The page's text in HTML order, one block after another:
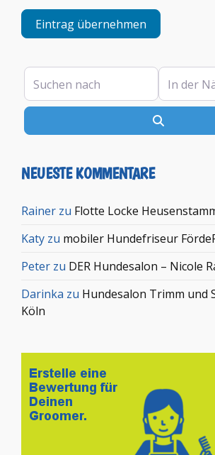
Eintrag übernehmen
Suchen nach In der Nähe
NEUESTE KOMMENTARE
Rainer zu Flotte Locke
Katy zu mobiler Hundefriseur
Peter zu DER Hundesalon – Nicole
Darinka zu Hundesalon Trimm und
Köln